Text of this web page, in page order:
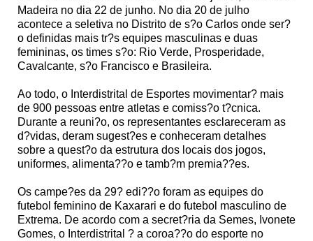
Madeira no dia 22 de junho. No dia 20 de julho
acontece a seletiva no Distrito de s?o Carlos onde ser?
o definidas mais tr?s equipes masculinas e duas
femininas, os times s?o: Rio Verde, Prosperidade,
Cavalcante, s?o Francisco e Brasileira.
Ao todo, o Interdistrital de Esportes movimentar? mais
de 900 pessoas entre atletas e comiss?o t?cnica.
Durante a reuni?o, os representantes esclareceram as
d?vidas, deram sugest?es e conheceram detalhes
sobre a quest?o da estrutura dos locais dos jogos,
uniformes, alimenta??o e tamb?m premia??es.
Os campe?es da 29? edi??o foram as equipes do
futebol feminino de Kaxarari e do futebol masculino de
Extrema. De acordo com a secret?ria da Semes, Ivonete
Gomes, o Interdistrital ? a coroa??o do esporte no